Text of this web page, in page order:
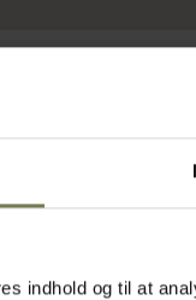
indhold og til at